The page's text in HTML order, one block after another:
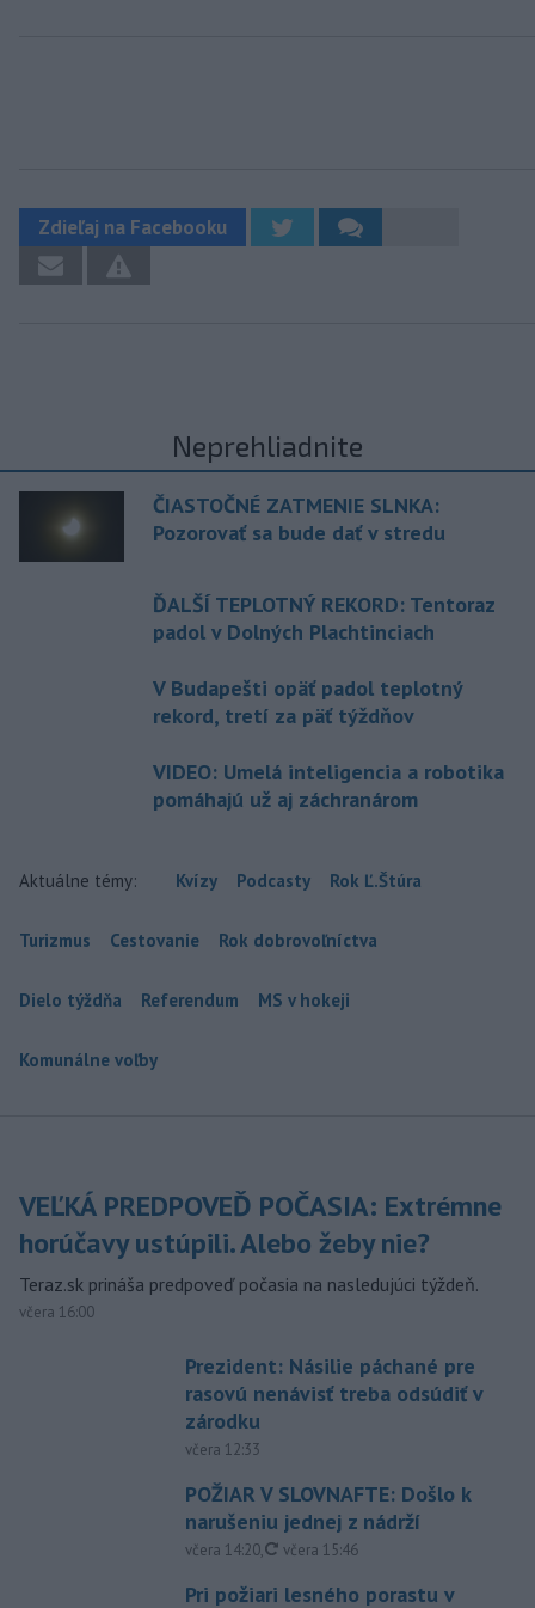
Zdieľaj na Facebooku
Neprehliadnite
ČIASTOČNÉ ZATMENIE SLNKA:
Pozorovať sa bude dať v stredu
ĎALŠÍ TEPLOTNÝ REKORD: Tentoraz
padol v Dolných Plachtinciach
V Budapešti opäť padol teplotný
rekord, tretí za päť týždňov
VIDEO: Umelá inteligencia a robotika
pomáhajú už aj záchranárom
Aktuálne témy: Kvízy Podcasty Rok Ľ.Štúra
Turizmus Cestovanie Rok dobrovoľníctva
Dielo týždňa Referendum MS v hokeji
Komunálne voľby
VEĽKÁ PREDPOVEĎ POČASIA: Extrémne
horúčavy ustúpili. Alebo žeby nie?
Teraz.sk prináša predpoveď počasia na nasledujúci týždeň.
včera 16:00
Prezident: Násilie páchané pre
rasovú nenávisť treba odsúdiť v
zárodku
včera 12:33
POŽIAR V SLOVNAFTE: Došlo k
narušeniu jednej z nádrží
včera 14:20, aktualizované
včera 15:46
Pri požiari lesného porastu v